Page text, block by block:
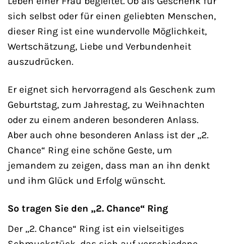
sich selbst oder für einen geliebten Menschen,
dieser Ring ist eine wundervolle Möglichkeit,
Wertschätzung, Liebe und Verbundenheit
auszudrücken.
Er eignet sich hervorragend als Geschenk zum
Geburtstag, zum Jahrestag, zu Weihnachten
oder zu einem anderen besonderen Anlass.
Aber auch ohne besonderen Anlass ist der „2.
Chance“ Ring eine schöne Geste, um
jemandem zu zeigen, dass man an ihn denkt
und ihm Glück und Erfolg wünscht.
So tragen Sie den „2. Chance“ Ring
Der „2. Chance“ Ring ist ein vielseitiges